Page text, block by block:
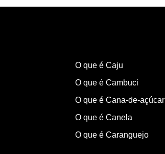
O que é Caju
O que é Cambuci
O que é Cana-de-açúcar
O que é Canela
O que é Caranguejo